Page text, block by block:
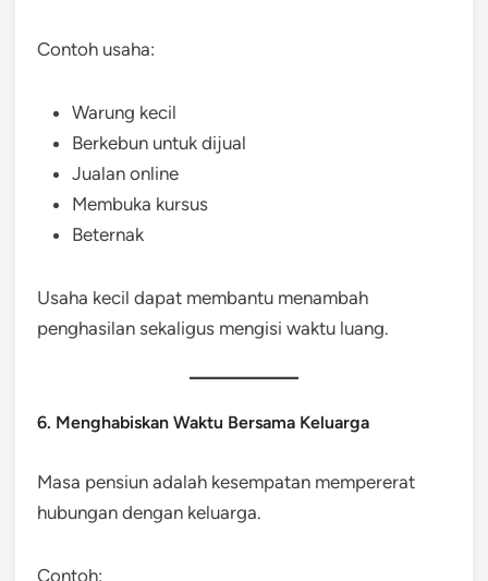
Contoh usaha:
Warung kecil
Berkebun untuk dijual
Jualan online
Membuka kursus
Beternak
Usaha kecil dapat membantu menambah
penghasilan sekaligus mengisi waktu luang.
6. Menghabiskan Waktu Bersama Keluarga
Masa pensiun adalah kesempatan mempererat
hubungan dengan keluarga.
Contoh: